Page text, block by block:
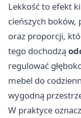
Lekkość to efekt
cieńszych boków,
oraz proporcji,
tego dochodzą
regulować
mebel do
wygodną
W praktyce